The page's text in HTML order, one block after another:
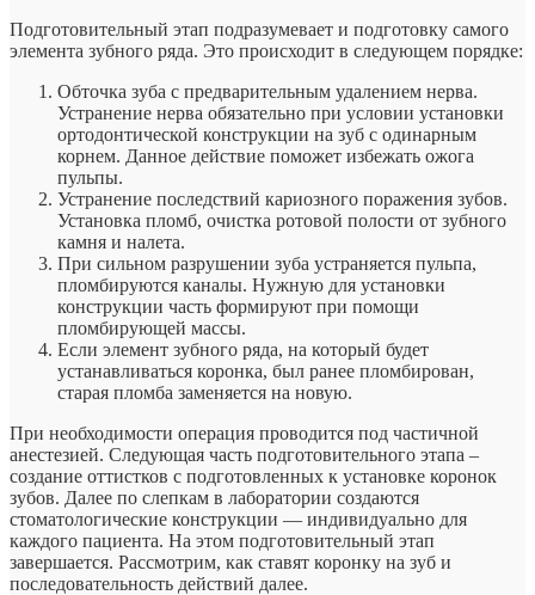
Подготовительный этап подразумевает и подготовку самого
элемента зубного ряда. Это происходит в следующем порядке:
Обточка зуба с предварительным удалением нерва.
Устранение нерва обязательно при условии установки
ортодонтической конструкции на зуб с одинарным
корнем. Данное действие поможет избежать ожога
пульпы.
Устранение последствий кариозного поражения зубов.
Установка пломб, очистка ротовой полости от зубного
камня и налета.
При сильном разрушении зуба устраняется пульпа,
пломбируются каналы. Нужную для установки
конструкции часть формируют при помощи
пломбирующей массы.
Если элемент зубного ряда, на который будет
устанавливаться коронка, был ранее пломбирован,
старая пломба заменяется на новую.
При необходимости операция проводится под частичной
анестезией. Следующая часть подготовительного этапа –
создание оттистков с подготовленных к установке коронок
зубов. Далее по слепкам в лаборатории создаются
стоматологические конструкции — индивидуально для
каждого пациента. На этом подготовительный этап
завершается. Рассмотрим, как ставят коронку на зуб и
последовательность действий далее.